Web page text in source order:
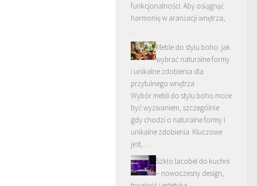
funkcjonalności. Aby osiągnąć
harmonię w aranżacji wnętrza,
…
Meble do stylu boho: jak
wybrać naturalne formy
i unikalne zdobienia dla
przytulnego wnętrza
Wybór mebli do stylu boho może
być wyzwaniem, szczególnie
gdy chodzi o naturalne formy i
unikalne zdobienia. Kluczowe
jest, …
Szkło lacobel do kuchni
– nowoczesny design,